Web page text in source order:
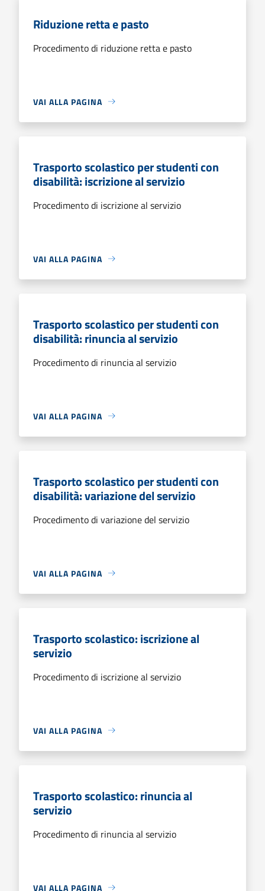
Riduzione retta e pasto
Procedimento di riduzione retta e pasto
VAI ALLA PAGINA
Trasporto scolastico per studenti con
disabilità: iscrizione al servizio
Procedimento di iscrizione al servizio
VAI ALLA PAGINA
Trasporto scolastico per studenti con
disabilità: rinuncia al servizio
Procedimento di rinuncia al servizio
VAI ALLA PAGINA
Trasporto scolastico per studenti con
disabilità: variazione del servizio
Procedimento di variazione del servizio
VAI ALLA PAGINA
Trasporto scolastico: iscrizione al
servizio
Procedimento di iscrizione al servizio
VAI ALLA PAGINA
Trasporto scolastico: rinuncia al
servizio
Procedimento di rinuncia al servizio
VAI ALLA PAGINA